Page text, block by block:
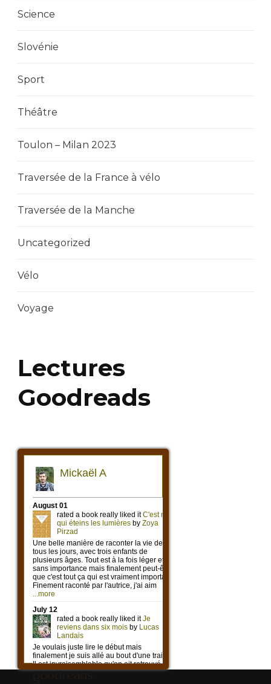
Science
Slovénie
Sport
Théâtre
Toulon – Milan 2023
Traversée de la France à vélo
Traversée de la Manche
Uncategorized
Vélo
Voyage
Lectures
Goodreads